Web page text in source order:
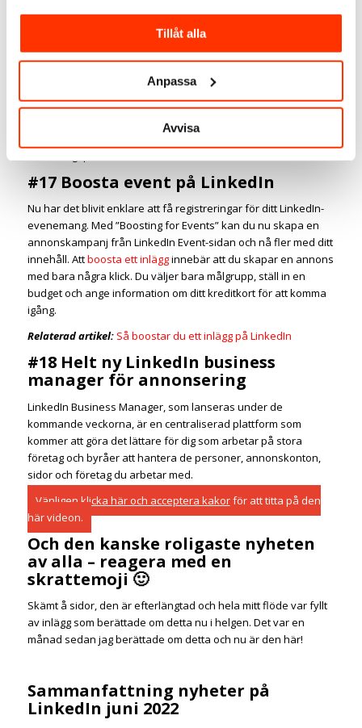
Tillåt alla
Anpassa
Avvisa
#16 Verifiera medarbetare
superadministratörer på företagssidan när som helst aktivera
medarbetarverifiering
och trendande innehåll
från kolleger.
När verifiering är aktiverad kan anställda endast se innehåll
#17 Boosta event på LinkedIn
Nu har det blivit enklare att få registreringar för ditt LinkedIn-
evenemang. Med ”Boosting for Events” kan du nu skapa en
annonskampanj från LinkedIn Event-sidan och nå fler med ditt
innehåll. Attboosta ett inlägginnebär att du skapar en annons
med bara några klick. Du väljer bara målgrupp, ställ in en
budget och ange information om ditt kreditkort för att komma
igång.
Relaterad artikel: Så boostar du ett inlägg på LinkedIn
#18 Helt ny LinkedIn business
manager för annonsering
LinkedIn Business Manager, som lanseras under de
kommande veckorna, är en centraliserad plattform som
kommer att göra det lättare för dig som arbetar på stora
företag och byråer att hantera de personer, annonskonton,
sidor och företag du arbetar med.
Vänligen klicka här och acceptera kakorför att titta på den
här videon.
Och den kanske roligaste nyheten
av alla – reagera med en
skrattemoji 🙂
Skämt å sidor, den är efterlängtad och hela mitt flöde var fyllt
av inlägg som berättade om detta nu i helgen. Det var en
månad sedan jag berättade om detta och nu är den här!
Sammanfattning nyheter på
LinkedIn juni 2022